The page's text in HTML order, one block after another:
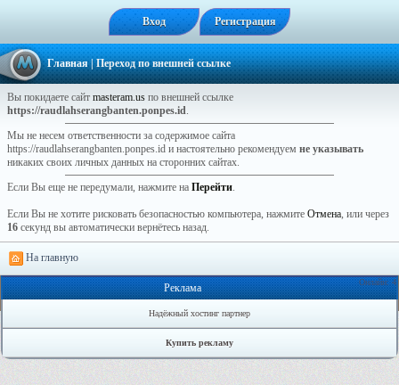
Вход Регистрация
Главная| Переход по внешней ссылке
Вы покидаете сайт masteram.us по внешней ссылке
https://raudlahserangbanten.ponpes.id.
Мы не несем ответственности за содержимое сайта
https://raudlahserangbanten.ponpes.id и настоятельно рекомендуем не указывать
никаких своих личных данных на сторонних сайтах.
Если Вы еще не передумали, нажмите на Перейти.
Если Вы не хотите рисковать безопасностью компьютера, нажмите Отмена, или через
16 секунд вы автоматически вернётесь назад.
На главную
Онлайн: 4
Реклама
Надёжный хостинг партнер
Купить рекламу